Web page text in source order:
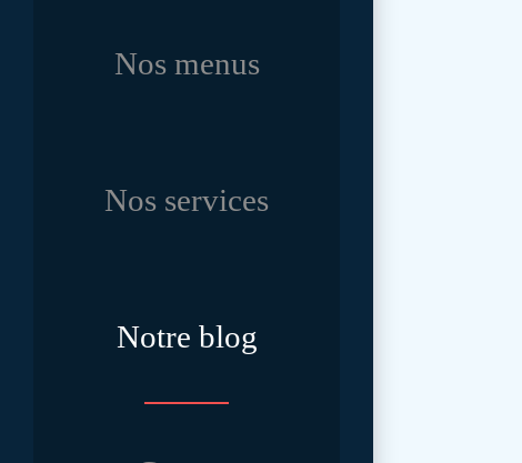
Nos menus
Nos services
Notre blog